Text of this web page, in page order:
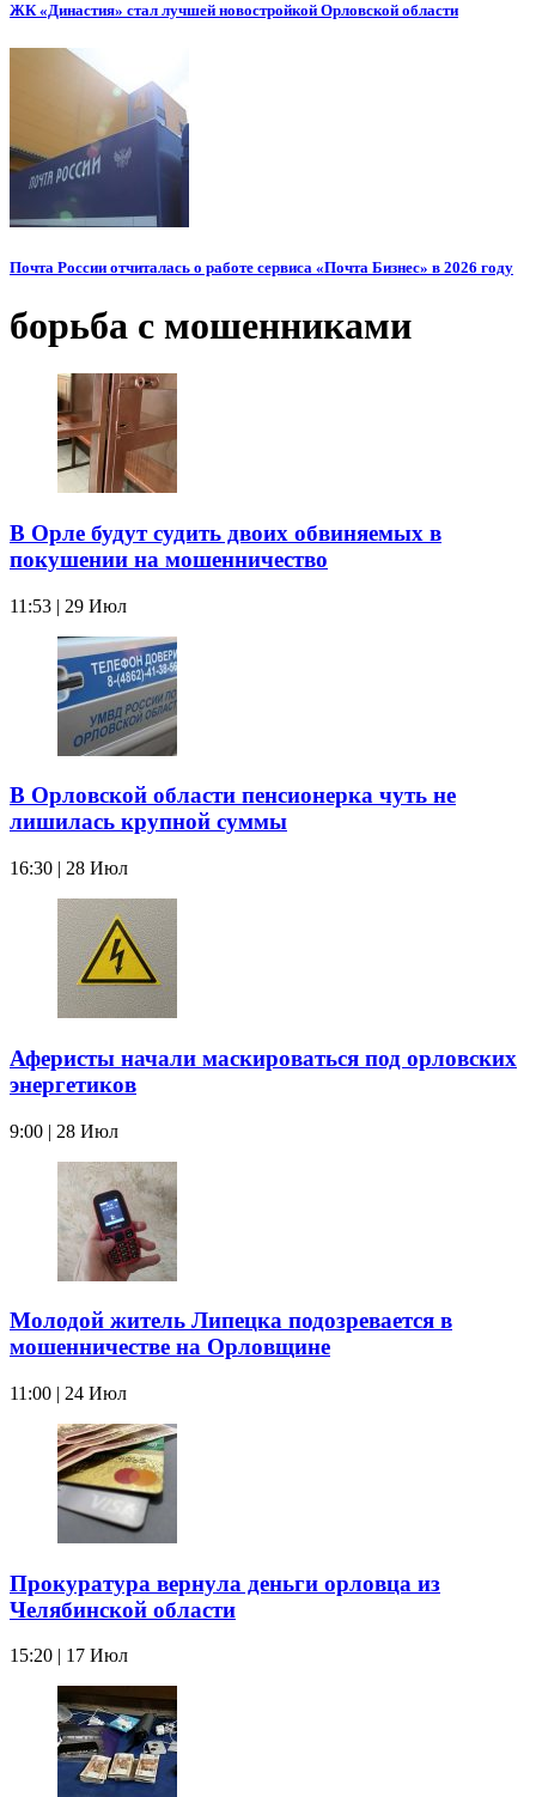
ЖК «Династия» стал лучшей новостройкой Орловской области
Почта России отчиталась о работе сервиса «Почта Бизнес» в 2026 году
борьба с мошенниками
В Орле будут судить двоих обвиняемых в
покушении на мошенничество
11:53 | 29 Июл
В Орловской области пенсионерка чуть не
лишилась крупной суммы
16:30 | 28 Июл
Аферисты начали маскироваться под орловских
энергетиков
9:00 | 28 Июл
Молодой житель Липецка подозревается в
мошенничестве на Орловщине
11:00 | 24 Июл
Прокуратура вернула деньги орловца из
Челябинской области
15:20 | 17 Июл